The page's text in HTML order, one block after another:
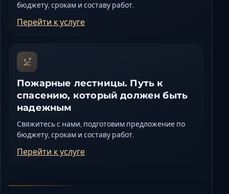
бюджету, срокам и составу работ.
Перейти к услуге
Пожарные лестницы. Путь к
спасению, который должен быть
надежным
Свяжитесь с нами, подготовим предложение по
бюджету, срокам и составу работ.
Перейти к услуге